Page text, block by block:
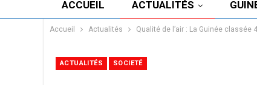
ACCUEIL ACTUALITÉS
Accueil Actualités Qualité de l’air : La Guinée classée
ACTUALITÉS SOCIETÉ